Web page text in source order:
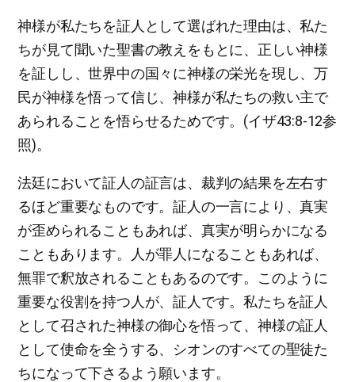
神様が私たちを証人として選ばれた理由は、私た
ちが見て聞いた聖書の教えをもとに、正しい神様
を証しし、世界中の国々に神様の栄光を現し、万
民が神様を悟って信じ、神様が私たちの救い主で
あられることを悟らせるためです。(イザ43:8-12参
照)。
法廷において証人の証言は、裁判の結果を左右す
るほど重要なものです。証人の一言により、真実
が歪められることもあれば、真実が明らかになる
こともあります。人が罪人になることもあれば、
無罪で釈放されることもあるのです。このように
重要な役割を持つ人が、証人です。私たちを証人
として召された神様の御心を悟って、神様の証人
として使命を全うする、シオンのすべての聖徒た
ちになって下さるよう願います。